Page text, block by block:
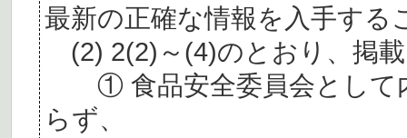
最新の正確な情報を入手する
(2) 2(2)～(4)のとおり、掲
① 食品安全委員会として
らず、